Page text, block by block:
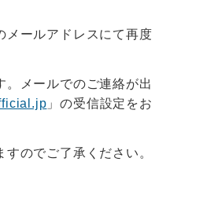
メールアドレスにて再度
メールでのご連絡が出
」の受信設定をお
のでご了承ください。